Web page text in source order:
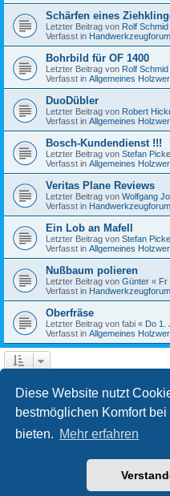
Diese Website nutzt
bestmöglichen Komfort
bieten. Mehr erfahren
Schärfen eines
Letzter Beitrag von Rolf Schmid
Verfasst in
Bohrbild für OF 1400
Letzter Beitrag von Rolf Schmid
Verfasst in Allgemeines
DuoDübler
Letzter Beitrag von Robert
Verfasst in Allgemeines
Bosch-Kundendienst !!!
Letzter Beitrag von Stefan
Verfasst in Allgemeines
Veritas Plane Reviews
Letzter Beitrag von Wolfgang
Verfasst in
Ein Lob an Mafell
Letzter Beitrag von Stefan
Verfasst in Allgemeines
Nußbaum polieren
Letzter Beitrag von Günter « Fr
Verfasst in
Oberfräse
Letzter Beitrag von fabi « Do 1.
Verfasst in Allgemeines
Powered byphpBB®